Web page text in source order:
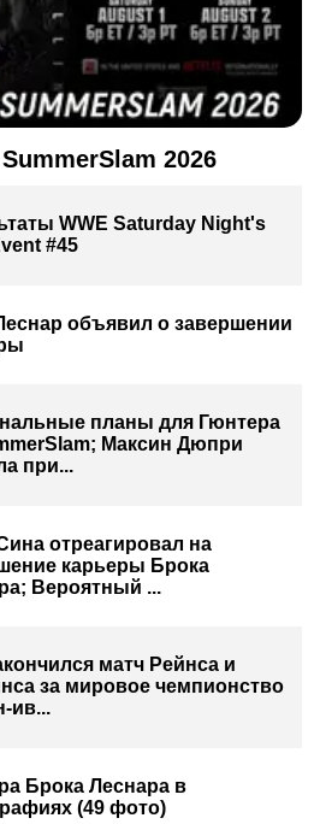
2026
WWE Saturday Night's
#45
объявил о завершении
планы для Гюнтера
Максин Дюпри
при...
отреагировал на
карьеры Брока
Вероятный ...
матч Рейнса и
за мировое чемпионство
ив...
Брока Леснара в
(49 фото)